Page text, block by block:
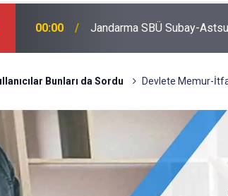
00:00 Jandarma SBÜ Subay-
Bunları da Sordu Devlete Memur-